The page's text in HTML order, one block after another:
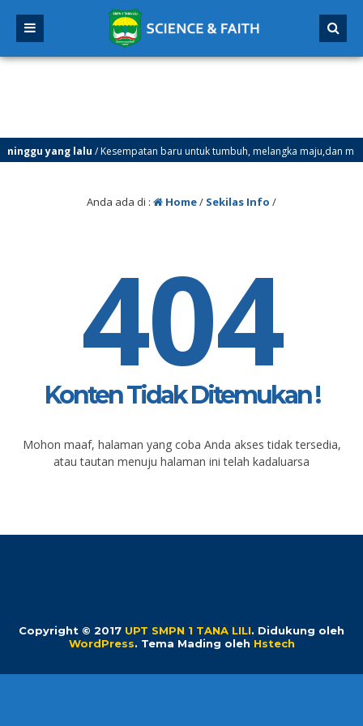
yang lalu/ Kesempatan baru untuk tumbuh, melangka maju,dan
Anda ada di : Home/ Sekilas Info /
404
Konten Tidak Ditemukan !
Mohon maaf, halaman yang coba Anda akses tidak tersedia,
atau tautan menuju halaman ini telah kadaluarsa
Copyright © 2017 UPT SMPN 1 TANA LILI. Didukung oleh
WordPress. Tema Mading oleh Hstech